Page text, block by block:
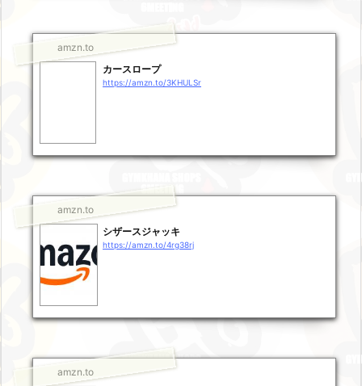
amzn.to
カースロープ
https://amzn.to/3KHULSr
amzn.to
シザースジャッキ
https://amzn.to/4rg38rj
amzn.to